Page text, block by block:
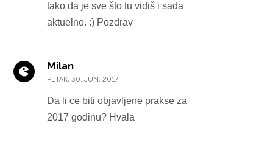
tako da je sve što tu vidiš i sada
aktuelno. :) Pozdrav
Milan
PETAK, 30. JUN, 2017.
Da li ce biti objavljene prakse za
2017 godinu? Hvala